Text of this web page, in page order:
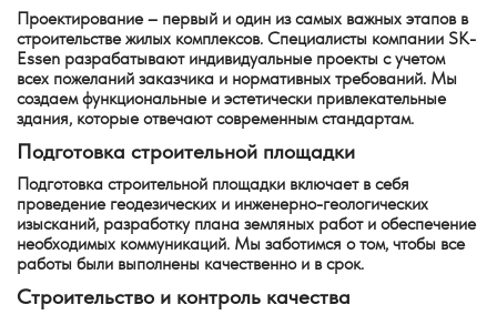
Проектирование – первый и один из самых важных этапов в
строительстве жилых комплексов. Специалисты компании SK-
Essen разрабатывают индивидуальные проекты с учетом
всех пожеланий заказчика и нормативных требований. Мы
создаем функциональные и эстетически привлекательные
здания, которые отвечают современным стандартам.
Подготовка строительной площадки
Подготовка строительной площадки включает в себя
проведение геодезических и инженерно-геологических
изысканий, разработку плана земляных работ и обеспечение
необходимых коммуникаций. Мы заботимся о том, чтобы все
работы были выполнены качественно и в срок.
Строительство и контроль качества